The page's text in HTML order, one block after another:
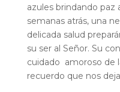
azules brindando paz
semanas atrás, una
delicada salud
su ser al Señor. Su
cuidado amoroso de
recuerdo que nos